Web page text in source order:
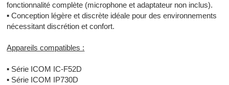
fonctionnalité complète (microphone et adaptateur non inclus).
▪ Conception légère et discrète idéale pour des environnements
nécessitant discrétion et confort.
Appareils compatibles :
▪ Série ICOM IC-F52D
▪ Série ICOM IP730D